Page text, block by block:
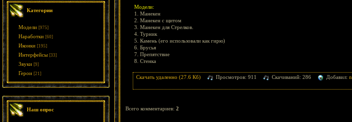
Категории
Модели [975]
Наработки [60]
Иконки [195]
Интерфейсы [33]
Звуки [9]
Герои [21]
Наш опрос
Модели:
1. Манекен
2. Манекен с щитом
3. Манекен для Стрелков.
4. Турник
5. Камень (его использовали как гирю)
6. Брусья
7. Препятствие
8. Стенка
Скачать удаленно (27.6 Кб) Просмотров: 911 Скачиваний: 286 Добавил:
Всего комментариев: 2